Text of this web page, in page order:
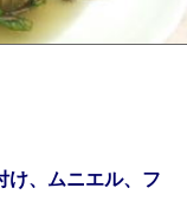
け、ムニエル、フ